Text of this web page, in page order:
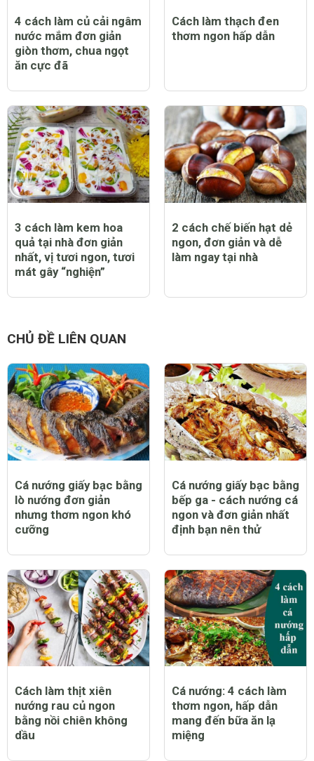
4 cách làm củ cải ngâm
nước mắm đơn giản
giòn thơm, chua ngọt
ăn cực đã
Cách làm thạch đen
thơm ngon hấp dẫn
3 cách làm kem hoa
quả tại nhà đơn giản
nhất, vị tươi ngon, tươi
mát gây “nghiện”
2 cách chế biến hạt dẻ
ngon, đơn giản và dễ
làm ngay tại nhà
CHỦ ĐỀ LIÊN QUAN
Cá nướng giấy bạc bằng
lò nướng đơn giản
nhưng thơm ngon khó
cưỡng
Cá nướng giấy bạc bằng
bếp ga - cách nướng cá
ngon và đơn giản nhất
định bạn nên thử
Cách làm thịt xiên
nướng rau củ ngon
bằng nồi chiên không
dầu
Cá nướng: 4 cách làm
thơm ngon, hấp dẫn
mang đến bữa ăn lạ
miệng